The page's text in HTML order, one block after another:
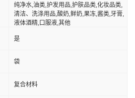
纯净水,油类,护发用品,护肤品类,化妆品类,
清洁、洗涤用品,酸奶,鲜奶,果冻,酱类,牙膏,
液体酒精,口服液,其他
是
袋
复合材料